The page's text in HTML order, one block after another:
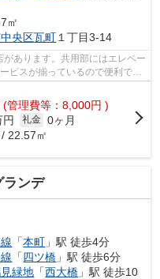
㎡
央区瓦町 １丁目3-14
あります。共用部にはエレベー
ビスが揃っているので便利で
(管理費等：8,000円 )
円 礼金 0ヶ月
22.57㎡
ランデ
「本町 」駅 徒歩4分
「四ツ橋 」駅 徒歩6分
緑地 「西大橋 」駅 徒歩10